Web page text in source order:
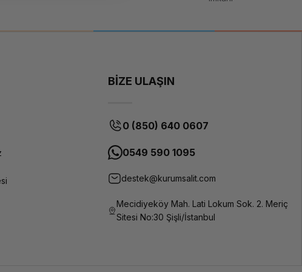
BİZE ULAŞIN
0 (850) 640 0607
0549 590 1095
destek@kurumsalit.com
Mecidiyeköy Mah. Lati Lokum Sok. 2. Meriç
Sitesi No:30 Şişli/İstanbul